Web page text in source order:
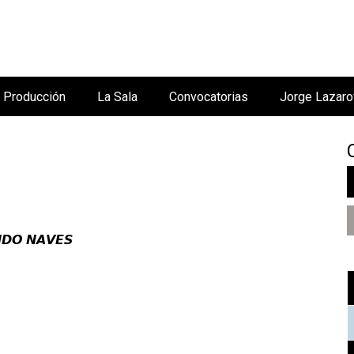
𝙉𝘼𝙑𝙀𝙎
Producción La Sala Convocatorias Jorge